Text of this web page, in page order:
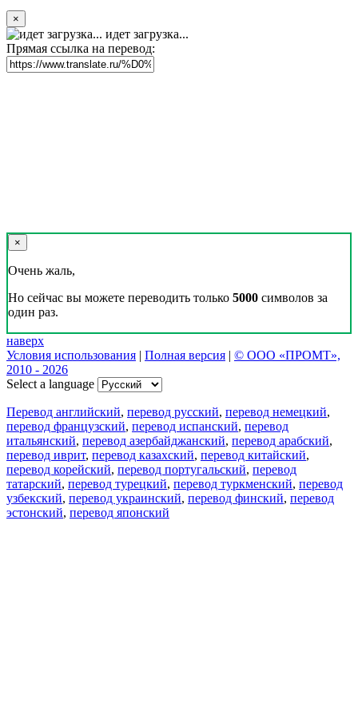
×
идет загрузка...
Прямая ссылка на перевод:
×
Очень жаль,
Но сейчас вы можете переводить только 5000 символов за
один раз.
наверх
Условия использования | Полная версия | © ООО «ПРОМТ»,
2010 - 2026
Select a language
Перевод английский, перевод русский, перевод немецкий,
перевод французский, перевод испанский, перевод
итальянский, перевод азербайджанский, перевод арабский,
перевод иврит, перевод казахский, перевод китайский,
перевод корейский, перевод португальский, перевод
татарский, перевод турецкий, перевод туркменский, перевод
узбекский, перевод украинский, перевод финский, перевод
эстонский, перевод японский